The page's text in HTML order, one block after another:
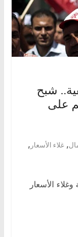
شبح
على
, غلاء الأسعار ,
الأسعار